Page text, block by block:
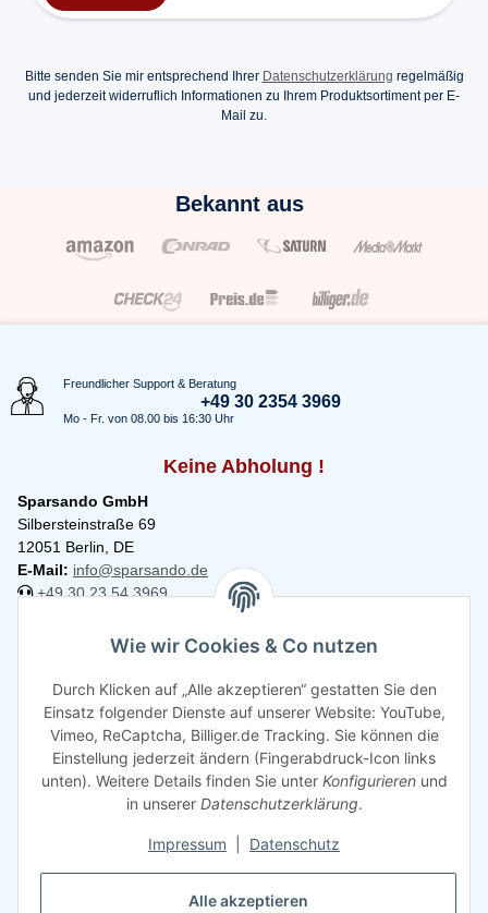
Bitte senden Sie mir entsprechend Ihrer Datenschutzerklärung regelmäßig
und jederzeit widerruflich Informationen zu Ihrem Produktsortiment per E-
Mail zu.
Bekannt aus
Freundlicher Support & Beratung
+49 30 2354 3969
Mo - Fr. von 08.00 bis 16:30 Uhr
Keine Abholung !
Sparsando GmbH
Silbersteinstraße 69
12051 Berlin, DE
E-Mail: info@sparsando.de
+49 30 23 54 3969
Informationen
Rechtliches
Wie wir Cookies & Co nutzen
Durch Klicken auf „Alle akzeptieren“ gestatten Sie den
Einsatz folgender Dienste auf unserer Website: YouTube,
Vimeo, ReCaptcha, Billiger.de Tracking. Sie können die
Einstellung jederzeit ändern (Fingerabdruck-Icon links
unten). Weitere Details finden Sie unter Konfigurierenund
in unserer Datenschutzerklärung.
Impressum Datenschutz
Alle akzeptieren